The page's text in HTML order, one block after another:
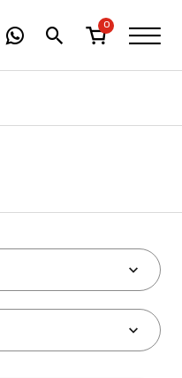
0